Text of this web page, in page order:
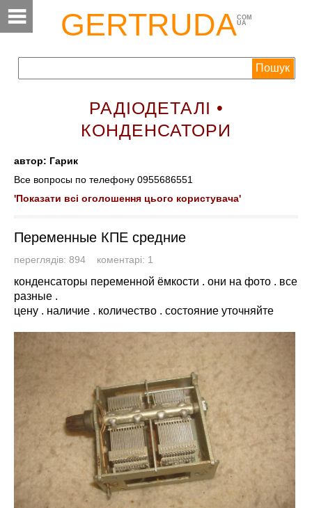
GERTRUDACOM
UA
РАДІОДЕТАЛІ •
КОНДЕНСАТОРИ
автор: Гарик
Все вопросы по телефону 0955686551
'Показати всі оголошення цього користувача'
Переменные КПЕ средние
переглядів: 894 коментарі: 1
конденсаторы переменной ёмкости . они на фото . все
разные .
цену . наличие . количество . состояние уточняйте